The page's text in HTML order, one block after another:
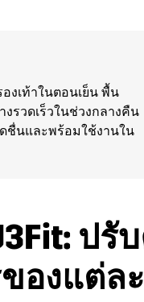
งเท้าในตอนเย็น พื้น
งรวดเร็วในช่วงกลางคืน
ชื่นและพร้อมใช้งานใน
ปรั
องแต่ล